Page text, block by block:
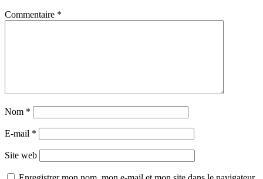
Commentaire *
Nom *
E-mail *
Site web